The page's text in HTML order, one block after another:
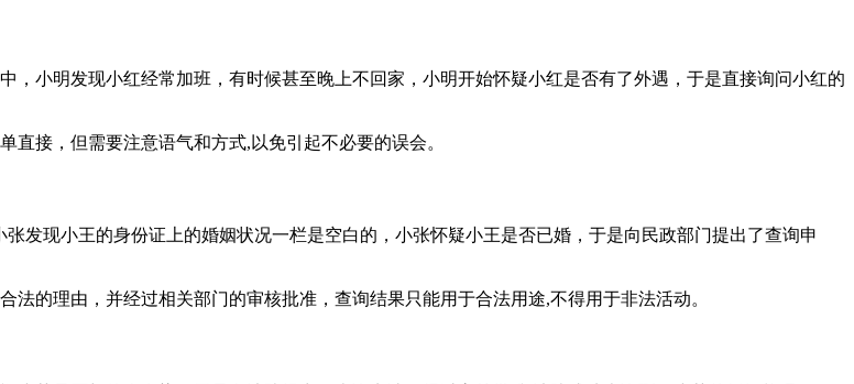
小明发现小红经常加班，有时候甚至晚上不回家，小明开始怀疑小红是否有了外遇，于是直接询问小红的
接，但需要注意语气和方式,以免引起不必要的误会。
发现小王的身份证上的婚姻状况一栏是空白的，小张怀疑小王是否已婚，于是向民政部门提出了查询申
的理由，并经过相关部门的审核批准，查询结果只能用于合法用途,不得用于非法活动。